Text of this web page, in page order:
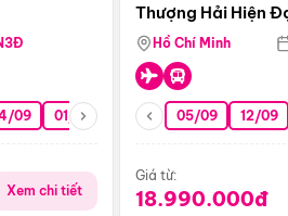
09 01/10 15/10 29/10
Xem chi tiết
Thượng Hải Hiện
Nên Thơ - Ô Trấn
Hồ Chí Minh
05/09 12/09
Giá từ:
18.990.000đ